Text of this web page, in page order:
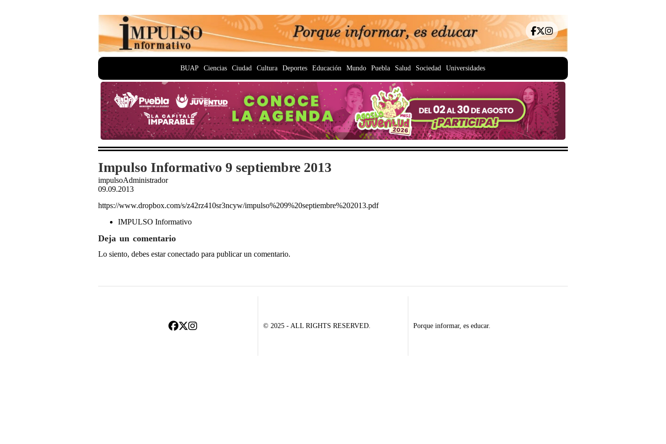
BUAP Ciencias Ciudad Cultura Deportes Educación Mundo Puebla Salud Sociedad Universidades
Impulso Informativo 9 septiembre 2013
impulsoAdministrador
09.09.2013
https://www.dropbox.com/s/z42rz410sr3ncyw/impulso%209%20septiembre%202013.pdf
IMPULSO Informativo
Deja un comentario
Lo siento, debes estarconectado para publicar un comentario.
© 2025 - ALL RIGHTS RESERVED. Porque informar, es educar.